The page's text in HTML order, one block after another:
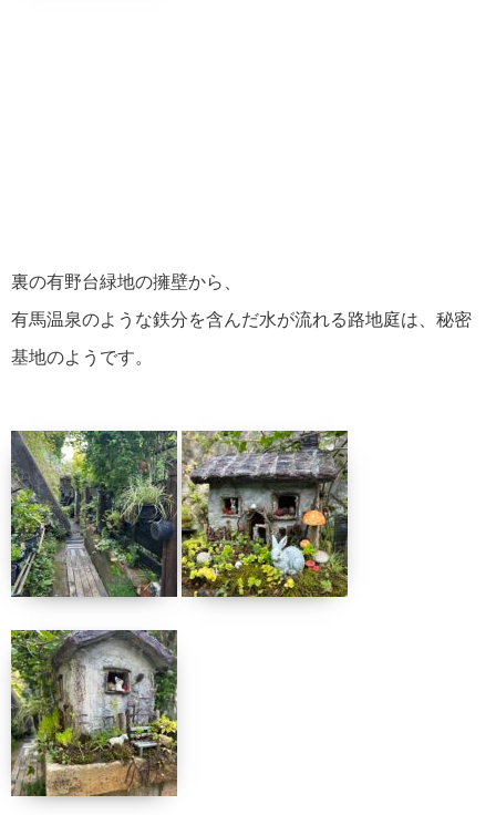
裏の有野台緑地の擁壁から、
有馬温泉のような鉄分を含んだ水が流れる路地庭は、秘密
基地のようです。